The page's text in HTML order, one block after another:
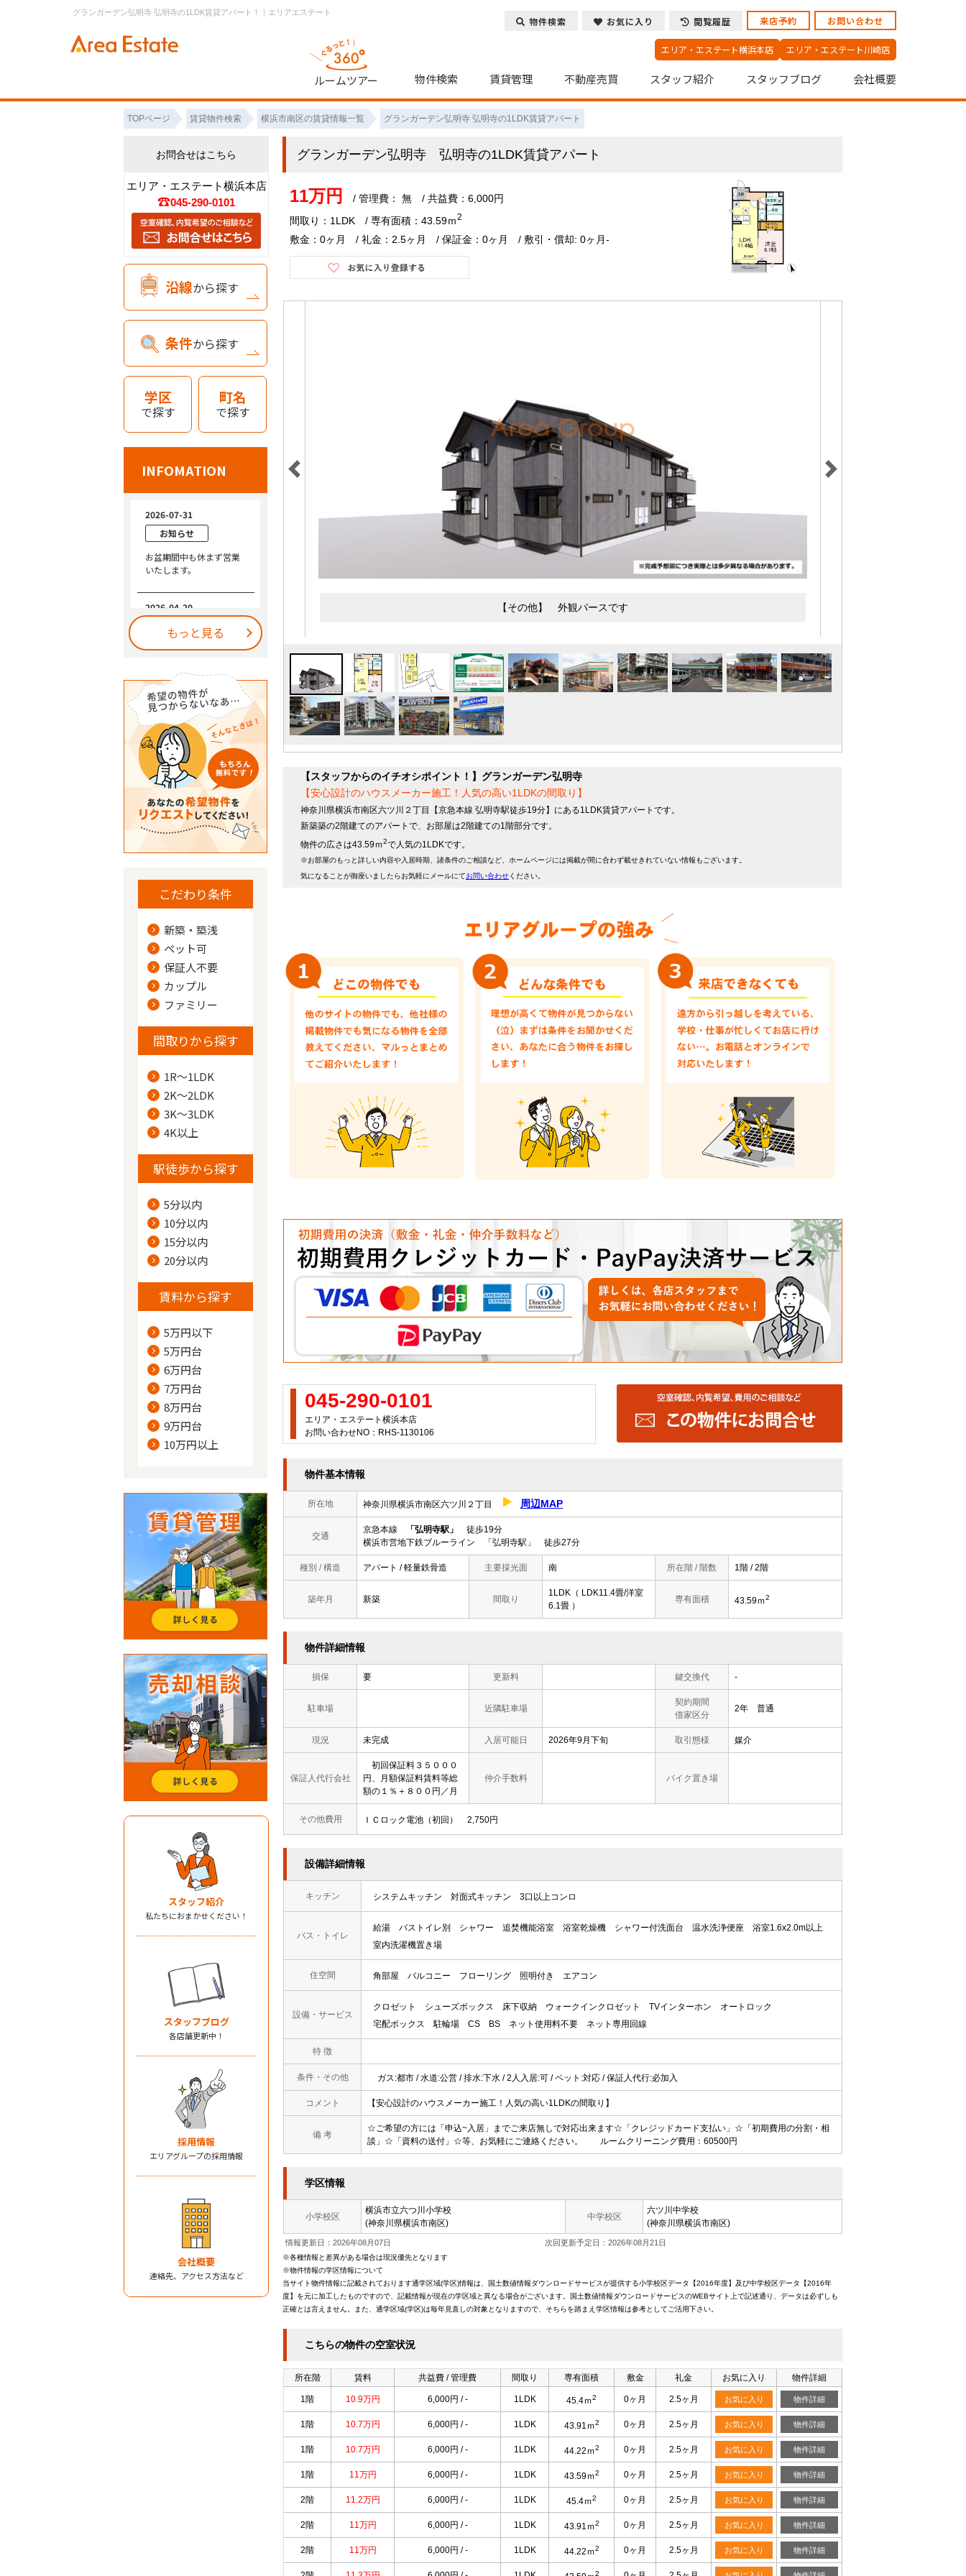
グランガーデン弘明寺 弘明寺の1LDK賃貸アパート！｜エリアエステート
物件検索 お気に入り 閲覧履歴 来店予約 お問い合わせ
エリア・エステート横浜本店 エリア・エステート川崎店
ルームツアー 物件検索 賃貸管理 不動産売買 スタッフ紹介 スタッフブログ 会社概要
TOPページ 賃貸物件検索 横浜市南区の賃貸情報一覧 グランガーデン弘明寺 弘明寺の1LDK賃貸アパート
グランガーデン弘明寺 弘明寺の1LDK賃貸アパート
11万円
/ 管理費： 無 / 共益費：6,000円
間取り：1LDK / 専有面積：43.59ｍ2
敷金：0ヶ月 / 礼金：2.5ヶ月 / 保証金：0ヶ月 / 敷引・償却: 0ヶ月-
【その他】 外観パースです
【スタッフからのイチオシポイント！】グランガーデン弘明寺
【安心設計のハウスメーカー施工！人気の高い1LDKの間取り】
神奈川県横浜市南区六ツ川２丁目【京急本線 弘明寺駅徒歩19分】にある1LDK賃貸アパートです。
新築築の2階建てのアパートで、お部屋は2階建ての1階部分です。
物件の広さは43.59ｍ2で人気の1LDKです。
※お部屋のもっと詳しい内容や入居時期、諸条件のご相談など、ホームページには掲載が間に合わず載せきれていない情報もございます。
気になることが御座いましたらお気軽にメールにてお問い合わせください。
045-290-0101
エリア・エステート横浜本店
お問い合わせNO：RHS-1130106
物件基本情報
所在地 神奈川県横浜市南区六ツ川２丁目 周辺MAP
交通
京急本線 「弘明寺駅」
徒歩19分
横浜市営地下鉄ブルーライン 「弘明寺駅」 徒歩27分
種別 / 構造 アパート / 軽量鉄骨造 主要採光面 南 所在階 / 階数 1階 / 2階
築年月 新築 間取り
1LDK（ LDK11.4畳/洋室
6.1畳 ）
専有面積 43.59ｍ2
物件詳細情報
損保 要 更新料 鍵交換代 -
駐車場 近隣駐車場
契約期間
借家区分
2年 普通
現況 未完成 入居可能日 2026年9月下旬 取引態様 媒介
保証人代行会社
初回保証料３５０００
円、月額保証料賃料等総
額の１％＋８００円／月
仲介手数料 バイク置き場
その他費用 ＩＣロック電池（初回） 2,750円
設備詳細情報
キッチン システムキッチン 対面式キッチン 3口以上コンロ
バス・トイレ
給湯 バストイレ別 シャワー 追焚機能浴室 浴室乾燥機 シャワー付洗面台 温水洗浄便座
浴室1.6x2.0m以上
室内洗濯機置き場
住空間 角部屋 バルコニー フローリング 照明付き エアコン
設備・サービス
クロゼット シューズボックス 床下収納 ウォークインクロゼット TVインターホン
オートロック
宅配ボックス
駐輪場 CS BS ネット使用料不要 ネット専用回線
特 徴
条件・その他 ガス:都市 / 水道:公営 / 排水:下水 / 2人入居:可 / ペット:対応 / 保証人代行:必加入
コメント 【安心設計のハウスメーカー施工！人気の高い1LDKの間取り】
備 考
☆ご希望の方には「申込~入居」までご来店無しで対応出来ます☆「クレジッドカード支払い」☆「初期費用の分割・相
談」☆「資料の送付」☆等、お気軽にご連絡ください。 ルームクリーニング費用：60500円
学区情報
小学校区
横浜市立六つ川小学校
(神奈川県横浜市南区)
中学校区
六ツ川中学校
(神奈川県横浜市南区)
情報更新日：2026年08月07日 次回更新予定日：2026年08月21日
※各種情報と差異がある場合は現況優先となります
※物件情報の学区情報について
当サイト物件情報に記載されております通学区域(学区)情報は、国土数値情報ダウンロードサービスが提供する小学校区データ【2016年度】及び中学校区データ【2016年
度】を元に加工したものですので、記載情報が現在の学区域と異なる場合がございます。国土数値情報ダウンロードサービスのWEBサイト上で記述通り、データは必ずしも
正確とは言えません。また、通学区域(学区)は毎年見直しの対象となりますので、そちらを踏まえ学区情報は参考としてご活用下さい。
こちらの物件の空室状況
所在階 賃料 共益費 / 管理費 間取り 専有面積 敷金 礼金 お気に入り 物件詳細
1階 10.9万円 6,000円 / - 1LDK 45.4ｍ2 0ヶ月 2.5ヶ月 お気に入り 物件詳細
1階 10.7万円 6,000円 / - 1LDK 43.91ｍ2 0ヶ月 2.5ヶ月 お気に入り 物件詳細
1階 10.7万円 6,000円 / - 1LDK 44.22ｍ2 0ヶ月 2.5ヶ月 お気に入り 物件詳細
1階 11万円 6,000円 / - 1LDK 43.59ｍ2 0ヶ月 2.5ヶ月 お気に入り 物件詳細
2階 11.2万円 6,000円 / - 1LDK 45.4ｍ2 0ヶ月 2.5ヶ月 お気に入り 物件詳細
2階 11万円 6,000円 / - 1LDK 43.91ｍ2 0ヶ月 2.5ヶ月 お気に入り 物件詳細
2階 11万円 6,000円 / - 1LDK 44.22ｍ2 0ヶ月 2.5ヶ月 お気に入り 物件詳細
2
お問合せはこちら
エリア・エステート横浜本店
045-290-0101
沿線から探す
条件から探す
学区
で探す
町名
で探す
INFOMATION
もっと見る
こだわり条件
新築・築浅
ペット可
保証人不要
カップル
ファミリー
間取りから探す
1R～1LDK
2K～2LDK
3K～3LDK
4K以上
駅徒歩から探す
5分以内
10分以内
15分以内
20分以内
賃料から探す
5万円以下
5万円台
6万円台
7万円台
8万円台
9万円台
10万円以上
スタッフ紹介
私たちにおまかせください！
スタッフブログ
各店舗更新中！
採用情報
エリアグループの採用情報
会社概要
連絡先、アクセス方法など